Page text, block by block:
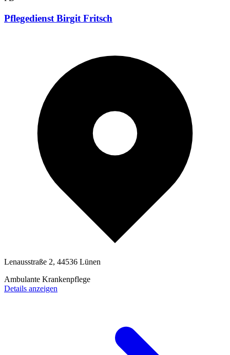
Pflegedienst Birgit Fritsch
Lenausstraße 2, 44536 Lünen
Ambulante Krankenpflege
Details anzeigen